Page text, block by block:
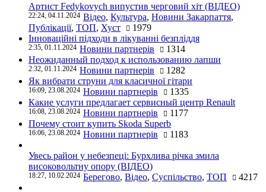
Артист Fedykovych випустив черговий хіт (ВІДЕО)
22:24, 04.11.2024 Відео, Культура, Новини Закарпаття,
Публікації, ТОП, Хуст
1979
Інноваційні підходи в лікуванні безпліддя
2:35, 01.11.2024 Новини партнерів
1314
Неожиданный подход к использованию лапши
2:32, 01.11.2024 Новини партнерів
1282
Як вибрати струни для класичної гітари
16:09, 23.08.2024 Новини партнерів
1335
Какие услуги предлагает сервисный центр Renault
16:08, 23.08.2024 Новини партнерів
1177
Почему стоит купить Skoda Superb
16:06, 23.08.2024 Новини партнерів 1183
Увесь район у небезпеці: Бурхлива річка змила
високовольтну опору (ВІДЕО)
18:27, 10.02.2024 Берегово, Відео, Суспільство, ТОП 4217